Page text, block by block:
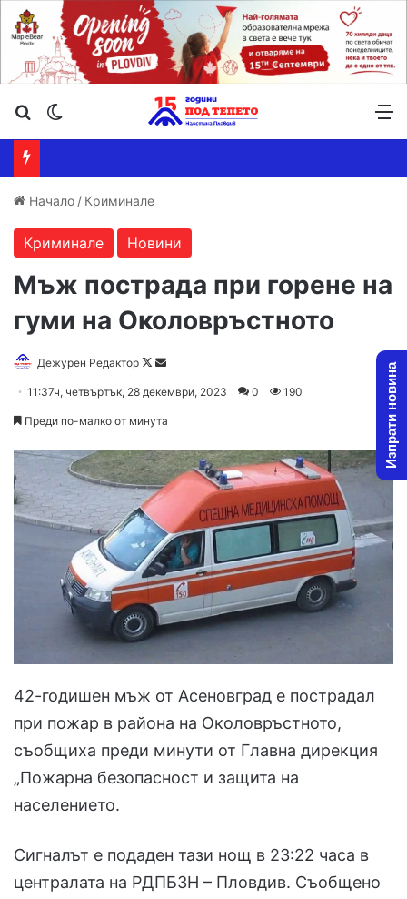
Търсене ...
Начало / Криминале
Криминале Новини
Мъж пострада при горене на
гуми на Околовръстното
Дежурен Редактор
Follow
Send
11:37ч, четвъртък, 28 декември, 2023 0 190
Преди по-малко от минута
42-годишен мъж от Асеновград е пострадал
при пожар в района на Околовръстното,
съобщиха преди минути от Главна дирекция
„Пожарна безопасност и защита на
населението.
Сигналът е подаден тази нощ в 23:22 часа в
централата на РДПБЗН – Пловдив. Съобщено
Изпрати новина